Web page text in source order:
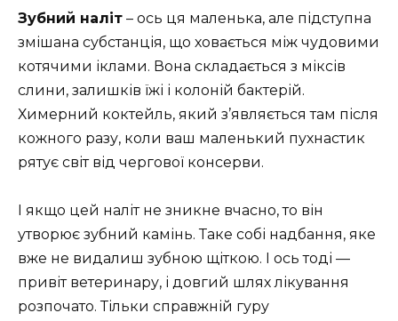
Зубний наліт – ось ця маленька, але підступна
змішана субстанція, що ховається між чудовими
котячими іклами. Вона складається з міксів
слини, залишків їжі і колоній бактерій.
Химерний коктейль, який з’являється там після
кожного разу, коли ваш маленький пухнастик
рятує світ від чергової консерви.
І якщо цей наліт не зникне вчасно, то він
утворює зубний камінь. Таке собі надбання, яке
вже не видалиш зубною щіткою. І ось тоді —
привіт ветеринару, і довгий шлях лікування
розпочато. Тільки справжній гуру